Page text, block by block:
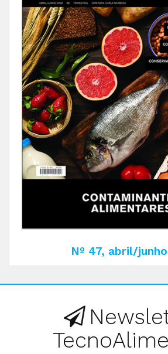
Nº 47, abril/